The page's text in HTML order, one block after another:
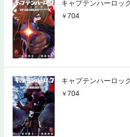
キャプテンハーロ
704
キャプテンハーロ
704